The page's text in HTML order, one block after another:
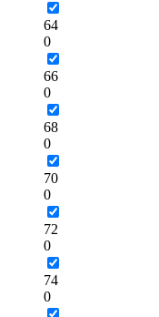
64
0
66
0
68
0
70
0
72
0
74
0